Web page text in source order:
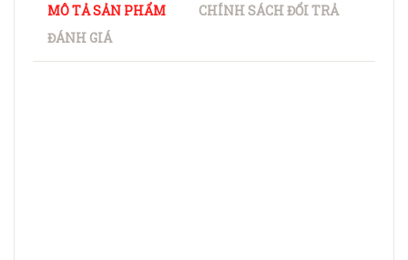
MÔ TẢ SẢN PHẨM
CHÍNH SÁCH ĐỔI TRẢ
ĐÁNH GIÁ